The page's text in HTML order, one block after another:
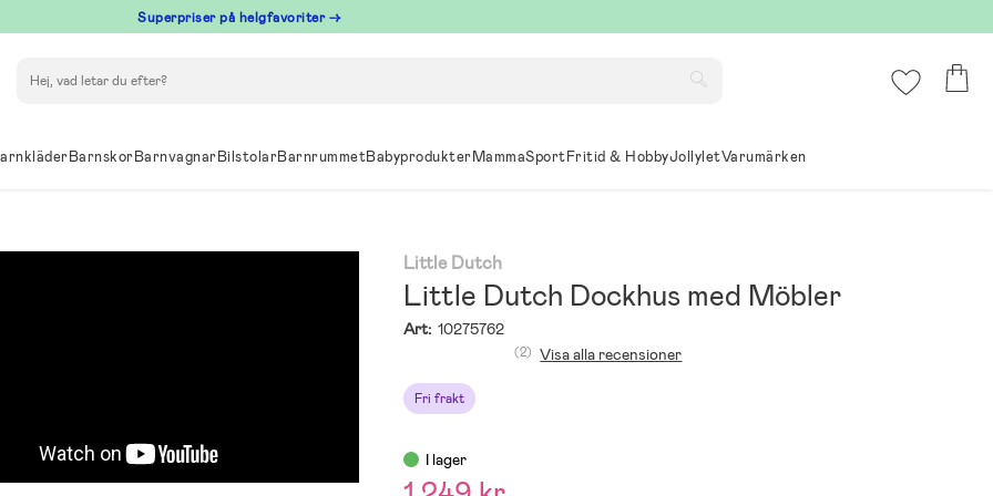
Superpriser på helgfavoriter →
BarnskorBarnvagnarBilstolarBarnrummetBabyprodukterMammaSportFritid & HobbyJollyletVarumärken
Little Dutch
Little Dutch Dockhus med Möbler
Art: 10275762
Fri frakt
(2) Visa alla recensioner
I lager